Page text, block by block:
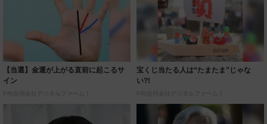
【当選】金運が上がる直前に起こるサ
イン
PR(合同会社デジタルファーム )
宝くじ当たる人は“たまたま”じゃな
い?!
PR(合同会社デジタルファーム )